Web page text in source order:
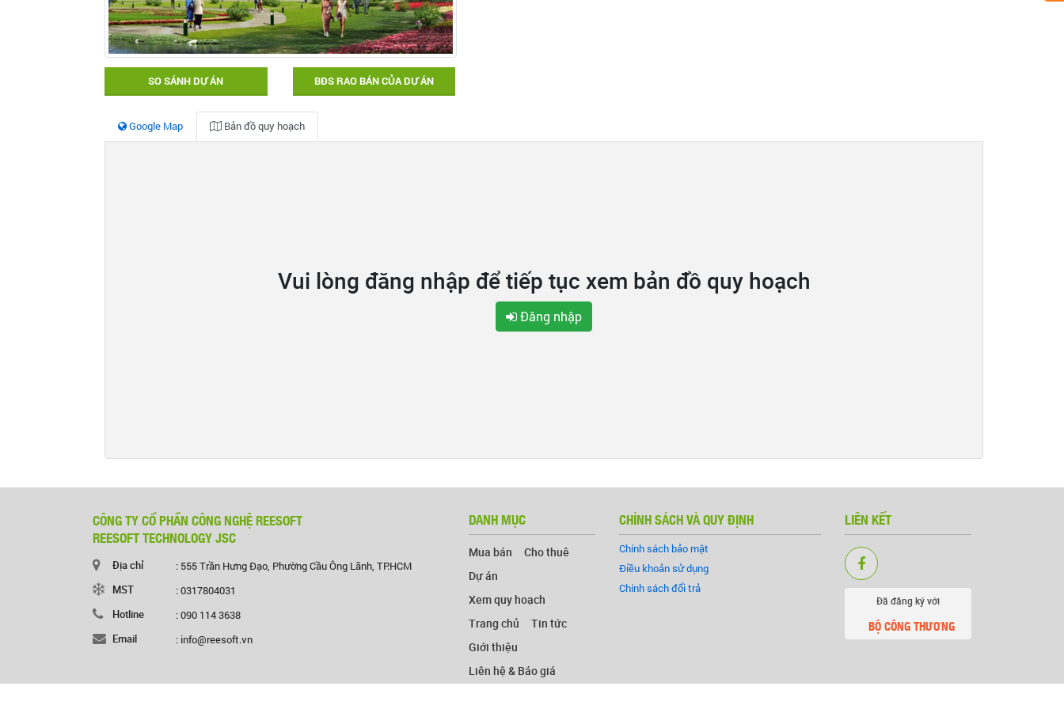
SO SÁNH DỰ ÁN BĐS RAO BÁN CỦA DỰ ÁN
Google Map Bản đồ quy hoạch
Vui lòng đăng nhập để tiếp tục xem bản đồ quy hoạch
Đăng nhập
CÔNG TY CỔ PHẦN CÔNG NGHỆ REESOFT
REESOFT TECHNOLOGY JSC
Địa chỉ
: 555 Trần Hưng Đạo, Phường Cầu Ông Lãnh, TP.HCM
MST
: 0317804031
Hotline
: 090 114 3638
Email
: info@reesoft.vn
DANH MỤC
Mua bán
Cho thuê
Dự án
Xem quy hoạch
Trang chủ
Tin tức
Giới thiệu
Liên hệ & Báo giá
CHÍNH SÁCH VÀ QUY ĐỊNH
Chính sách bảo mật
Điều khoản sử dụng
Chính sách đổi trả
LIÊN KẾT
Đã đăng ký với
BỘ CÔNG THƯƠNG